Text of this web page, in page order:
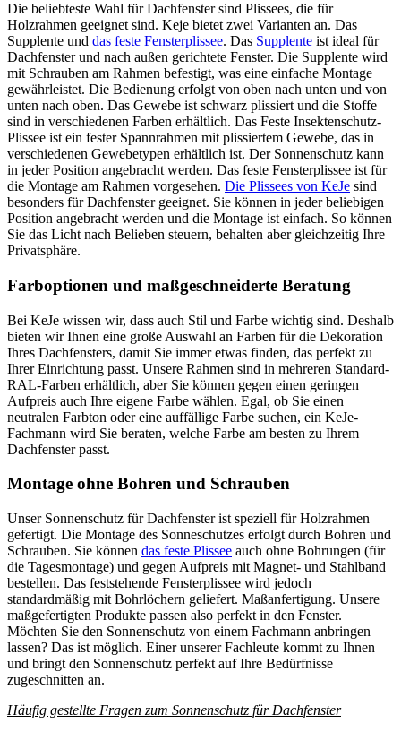
Die beliebteste Wahl für Dachfenster sind Plissees, die für
Holzrahmen geeignet sind. Keje bietet zwei Varianten an. Das
Supplente und das feste Fensterplissee. Das Supplente ist ideal für
Dachfenster und nach außen gerichtete Fenster. Die Supplente wird
mit Schrauben am Rahmen befestigt, was eine einfache Montage
gewährleistet. Die Bedienung erfolgt von oben nach unten und von
unten nach oben. Das Gewebe ist schwarz plissiert und die Stoffe
sind in verschiedenen Farben erhältlich. Das Feste Insektenschutz-
Plissee ist ein fester Spannrahmen mit plissiertem Gewebe, das in
verschiedenen Gewebetypen erhältlich ist. Der Sonnenschutz kann
in jeder Position angebracht werden. Das feste Fensterplissee ist für
die Montage am Rahmen vorgesehen. Die Plissees von KeJe sind
besonders für Dachfenster geeignet. Sie können in jeder beliebigen
Position angebracht werden und die Montage ist einfach. So können
Sie das Licht nach Belieben steuern, behalten aber gleichzeitig Ihre
Privatsphäre.
Farboptionen und maßgeschneiderte Beratung
Bei KeJe wissen wir, dass auch Stil und Farbe wichtig sind. Deshalb
bieten wir Ihnen eine große Auswahl an Farben für die Dekoration
Ihres Dachfensters, damit Sie immer etwas finden, das perfekt zu
Ihrer Einrichtung passt. Unsere Rahmen sind in mehreren Standard-
RAL-Farben erhältlich, aber Sie können gegen einen geringen
Aufpreis auch Ihre eigene Farbe wählen. Egal, ob Sie einen
neutralen Farbton oder eine auffällige Farbe suchen, ein KeJe-
Fachmann wird Sie beraten, welche Farbe am besten zu Ihrem
Dachfenster passt.
Montage ohne Bohren und Schrauben
Unser Sonnenschutz für Dachfenster ist speziell für Holzrahmen
gefertigt. Die Montage des Sonneschutzes erfolgt durch Bohren und
Schrauben. Sie können das feste Plissee auch ohne Bohrungen (für
die Tagesmontage) und gegen Aufpreis mit Magnet- und Stahlband
bestellen. Das feststehende Fensterplissee wird jedoch
standardmäßig mit Bohrlöchern geliefert. Maßanfertigung. Unsere
maßgefertigten Produkte passen also perfekt in den Fenster.
Möchten Sie den Sonnenschutz von einem Fachmann anbringen
lassen? Das ist möglich. Einer unserer Fachleute kommt zu Ihnen
und bringt den Sonnenschutz perfekt auf Ihre Bedürfnisse
zugeschnitten an.
Häufig gestellte Fragen zum Sonnenschutz für Dachfenster